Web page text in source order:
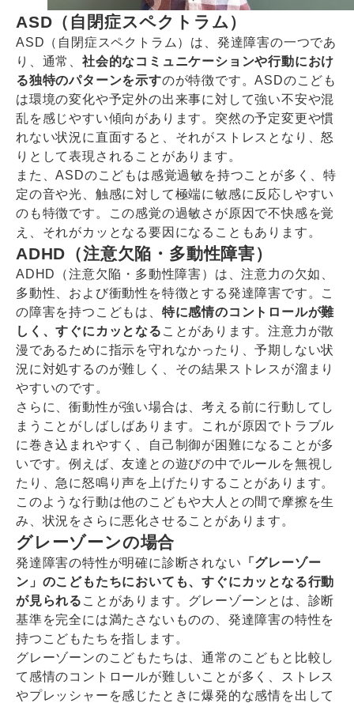
ASD（自閉症スペクトラム）
ASD（自閉症スペクトラム）は、発達障害の一つであ
り、通常、 社会的なコミュニケーションや行動におけ
る独特のパターンを示すのが特徴です。ASDのこども
は環境の変化や予定外の出来事に対して強い不安や混
乱を感じやすい傾向があります。突然の予定変更や慣
れない状況に直面すると、それがストレスとなり、怒
りとして表現されることがあります。
また、ASDのこどもは感覚過敏を持つことが多く、特
定の音や光、触感に対して極端に敏感に反応しやすい
のも特徴です。この感覚の過敏さが原因で不快感を覚
え、それがカッとなる要因になることもあります。
ADHD（注意欠陥・多動性障害）
ADHD（注意欠陥・多動性障害）は、注意力の欠如、
多動性、および衝動性を特徴とする発達障害です。こ
の障害を持つこどもは、 特に感情のコントロールが難
しく、すぐにカッとなる ことがあります。注意力が散
漫であるために指示を守れなかったり、予期しない状
況に対処するのが難しく、その結果ストレスが溜まり
やすいのです。
さらに、衝動性が強い場合は、考える前に行動してし
まうことがしばしばあります。これが原因でトラブル
に巻き込まれやすく、自己制御が困難になることが多
いです。例えば、友達との遊びの中でルールを無視し
たり、急に怒鳴り声を上げたりすることがあります。
このような行動は他のこどもや大人との間で摩擦を生
み、状況をさらに悪化させることがあります。
グレーゾーンの場合
発達障害の特性が明確に診断されない 「グレーゾー
ン」のこどもたちにおいても、すぐにカッとなる行動
が見られる ことがあります。グレーゾーンとは、診断
基準を完全には満たさないものの、発達障害の特性を
持つこどもたちを指します。
グレーゾーンのこどもたちは、通常のこどもと比較し
て感情のコントロールが難しいことが多く、ストレス
やプレッシャーを感じたときに爆発的な感情を出して